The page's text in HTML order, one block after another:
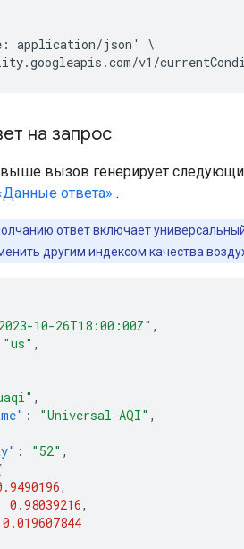
application/json' \
v1/
на запрос
вызов генерирует
ответа» .
ответ включает
другим индексом качества
10-26T18:00:00Z" ,
"us" ,
,
: "Universal AQI" ,
: "52" ,
,
0.98039216,
0.019607844